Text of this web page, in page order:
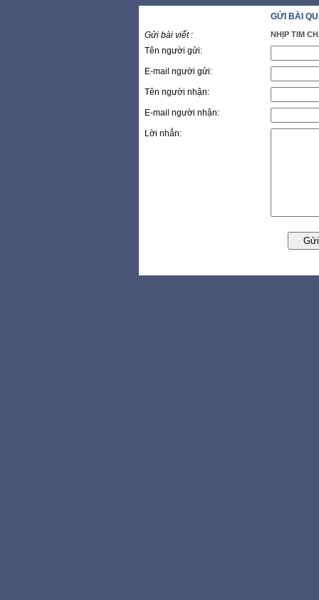
GỬI BÀI
Gửi bài viết :
NHỊP TIM
Tên người gửi:
E-mail người gửi:
Tên người nhận:
E-mail người nhận:
Lời nhắn: